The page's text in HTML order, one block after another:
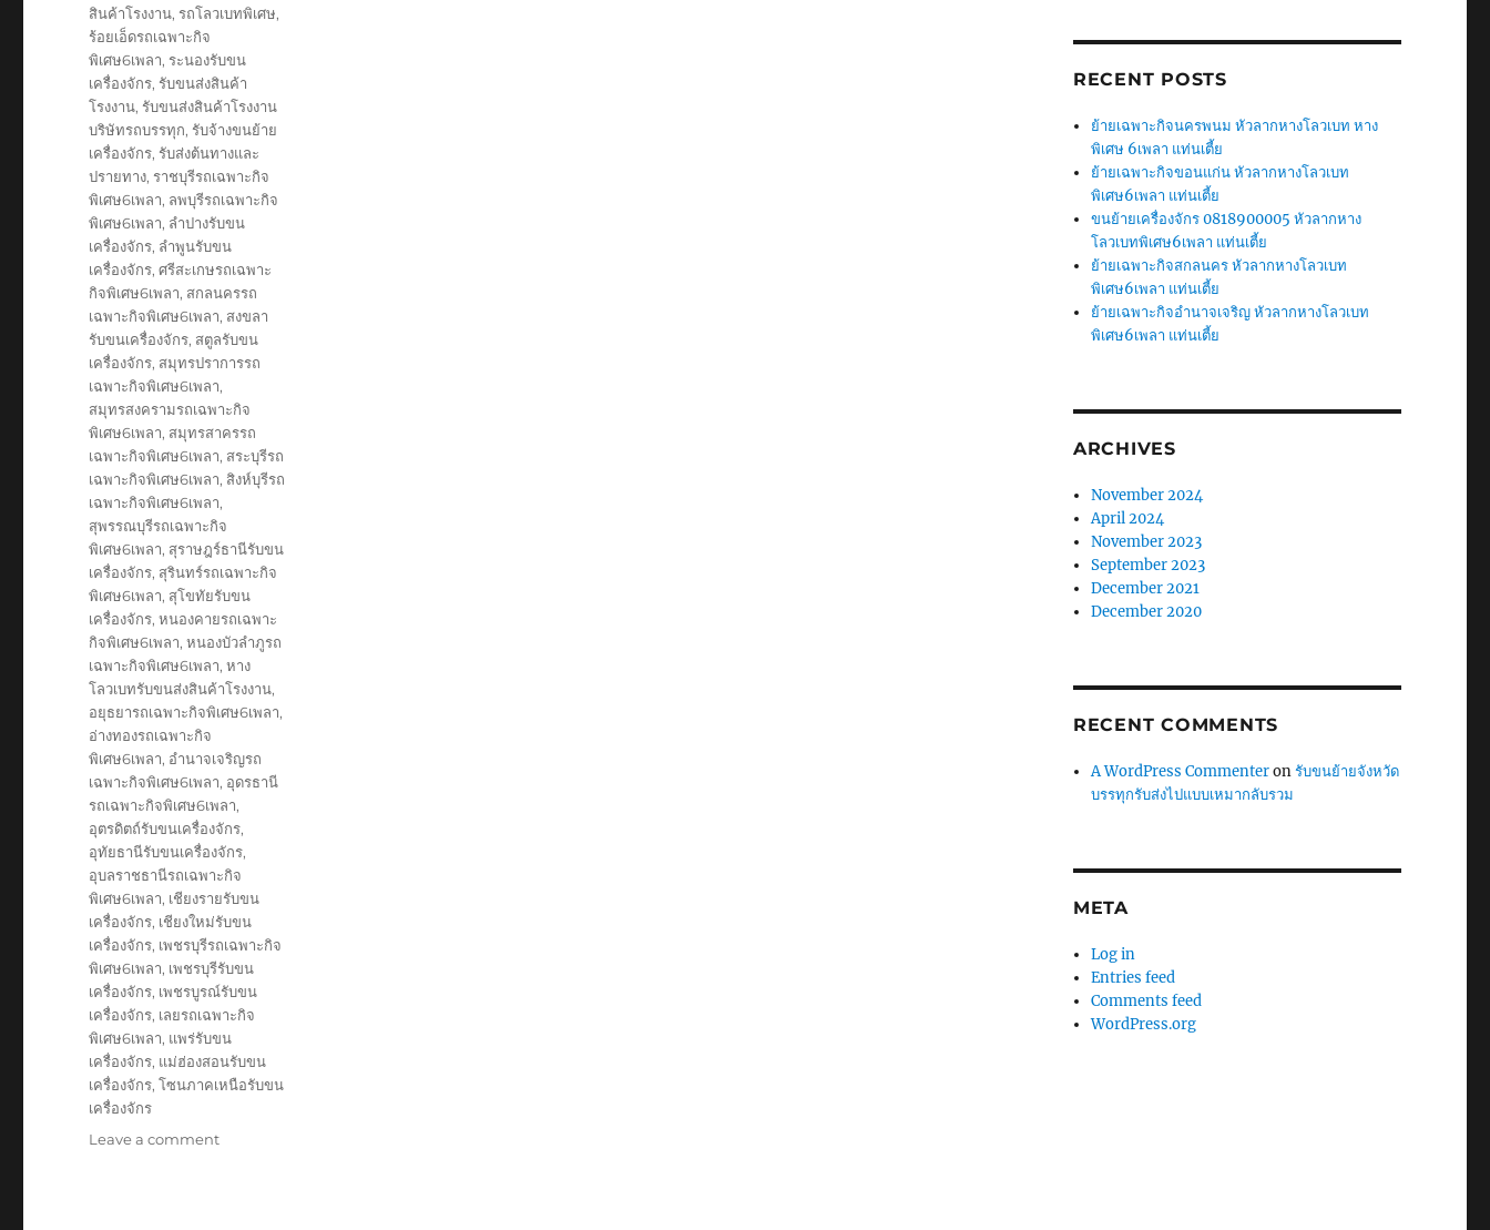
สินค้าโรงงาน,รถโลวเบทพิเศษ,
ร้อยเอ็ดรถเฉพาะกิจ
พิเศษ6เพลา,ระนองรับขน
เครื่องจักร,รับขนส่งสินค้า
โรงงาน,รับขนส่งสินค้าโรงงาน
บริษัทรถบรรทุก,รับจ้างขนย้าย
เครื่องจักร,รับส่งต้นทางและ
ปรายทาง,ราชบุรีรถเฉพาะกิจ
พิเศษ6เพลา, ลพบุรีรถเฉพาะกิจ
พิเศษ6เพลา, ลำปางรับขน
เครื่องจักร, ลำพูนรับขน
เครื่องจักร,ศรีสะเกษรถเฉพาะ
กิจพิเศษ6เพลา, สกลนครรถ
เฉพาะกิจพิเศษ6เพลา, สงขลา
รับขนเครื่องจักร, สตูลรับขน
เครื่องจักร, สมุทรปราการรถ
เฉพาะกิจพิเศษ6เพลา,
สมุทรสงครามรถเฉพาะกิจ
พิเศษ6เพลา, สมุทรสาครรถ
เฉพาะกิจพิเศษ6เพลา, สระบุรีรถ
เฉพาะกิจพิเศษ6เพลา, สิงห์บุรีรถ
เฉพาะกิจพิเศษ6เพลา,
สุพรรณบุรีรถเฉพาะกิจ
พิเศษ6เพลา, สุราษฎร์ธานีรับขน
เครื่องจักร, สุรินทร์รถเฉพาะกิจ
พิเศษ6เพลา, สุโขทัยรับขน
เครื่องจักร,หนองคายรถเฉพาะ
กิจพิเศษ6เพลา,หนองบัวลำภูรถ
เฉพาะกิจพิเศษ6เพลา,หาง
โลวเบทรับขนส่งสินค้าโรงงาน,
อยุธยารถเฉพาะกิจพิเศษ6เพลา,
อ่างทองรถเฉพาะกิจ
พิเศษ6เพลา, อำนาจเจริญรถ
เฉพาะกิจพิเศษ6เพลา, อุดรธานี
รถเฉพาะกิจพิเศษ6เพลา,
อุตรดิตถ์รับขนเครื่องจักร,
อุทัยธานีรับขนเครื่องจักร,
อุบลราชธานีรถเฉพาะกิจ
พิเศษ6เพลา, เชียงรายรับขน
เครื่องจักร, เชียงใหม่รับขน
เครื่องจักร, เพชรบุรีรถเฉพาะกิจ
พิเศษ6เพลา, เพชรบุรีรับขน
เครื่องจักร, เพชรบูรณ์รับขน
เครื่องจักร, เลยรถเฉพาะกิจ
พิเศษ6เพลา, แพร่รับขน
เครื่องจักร, แม่ฮ่องสอนรับขน
เครื่องจักร,โซนภาคเหนือรับขน
เครื่องจักร
Leave a commenton
RECENT POSTS
ย้ายเฉพาะกิจนครพนม หัวลากหางโลวเบท หาง
พิเศษ 6เพลา แท่นเตี้ย
ย้ายเฉพาะกิจขอนแก่น หัวลากหางโลวเบท
พิเศษ6เพลา แท่นเตี้ย
ขนย้ายเครื่องจักร 0818900005 หัวลากหาง
โลวเบทพิเศษ6เพลา แท่นเตี้ย
ย้ายเฉพาะกิจสกลนคร หัวลากหางโลวเบท
พิเศษ6เพลา แท่นเตี้ย
ย้ายเฉพาะกิจอำนาจเจริญ หัวลากหางโลวเบท
พิเศษ6เพลา แท่นเตี้ย
ARCHIVES
November 2024
April 2024
November 2023
September 2023
December 2021
December 2020
RECENT COMMENTS
A WordPress Commenteronรับขนย้ายจังหวัด
บรรทุกรับส่งไปแบบเหมากลับรวม
META
Log in
Entries feed
Comments feed
WordPress.org